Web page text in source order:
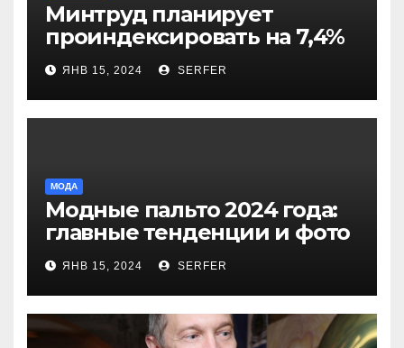
Минтруд планирует
проиндексировать на 7,4%
более 40 выплат и
компенсаций
ЯНВ 15, 2024 SERFER
МОДА
Модные пальто 2024 года:
главные тенденции и фото
новинок
ЯНВ 15, 2024 SERFER